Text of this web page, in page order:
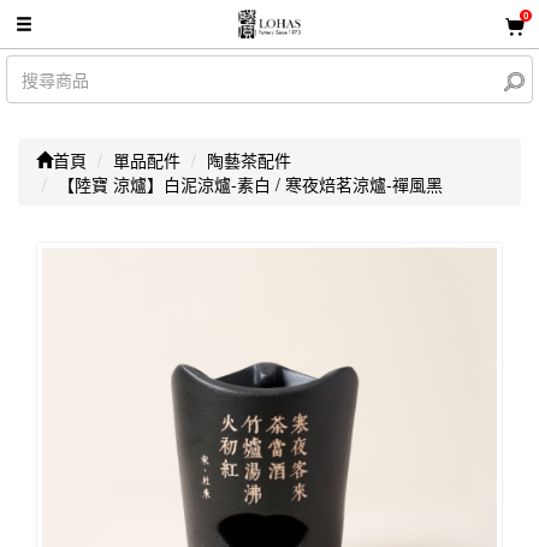
0
首頁 單品配件
陶藝茶配件
【陸寶 涼爐】白泥涼爐-素白 / 寒夜焙茗涼爐-禪風黑